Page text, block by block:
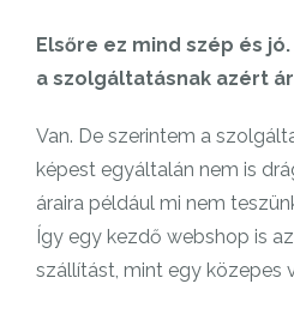
Elsőre ez mind szép és
a szolgáltatásnak azért
Van. De szerintem a
képest egyáltalán nem is
áraira például mi nem
Így egy kezdő webshop is
szállítást, mint egy közepes